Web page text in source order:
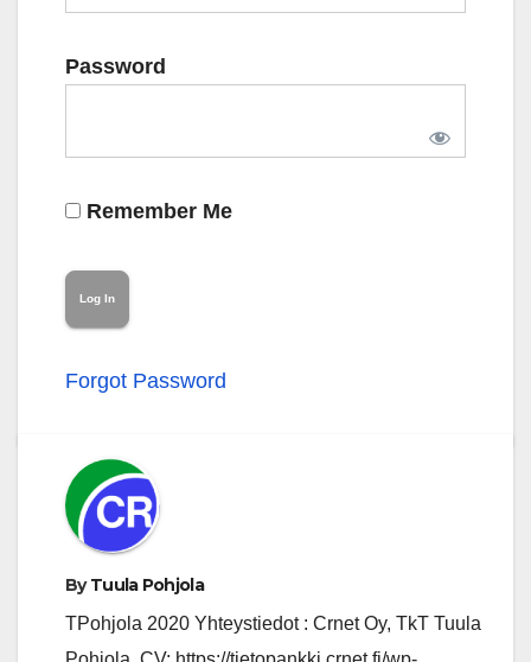
Password
Remember Me
Forgot Password
ByTuula Pohjola
TPohjola 2020 Yhteystiedot : Crnet Oy, TkT Tuula